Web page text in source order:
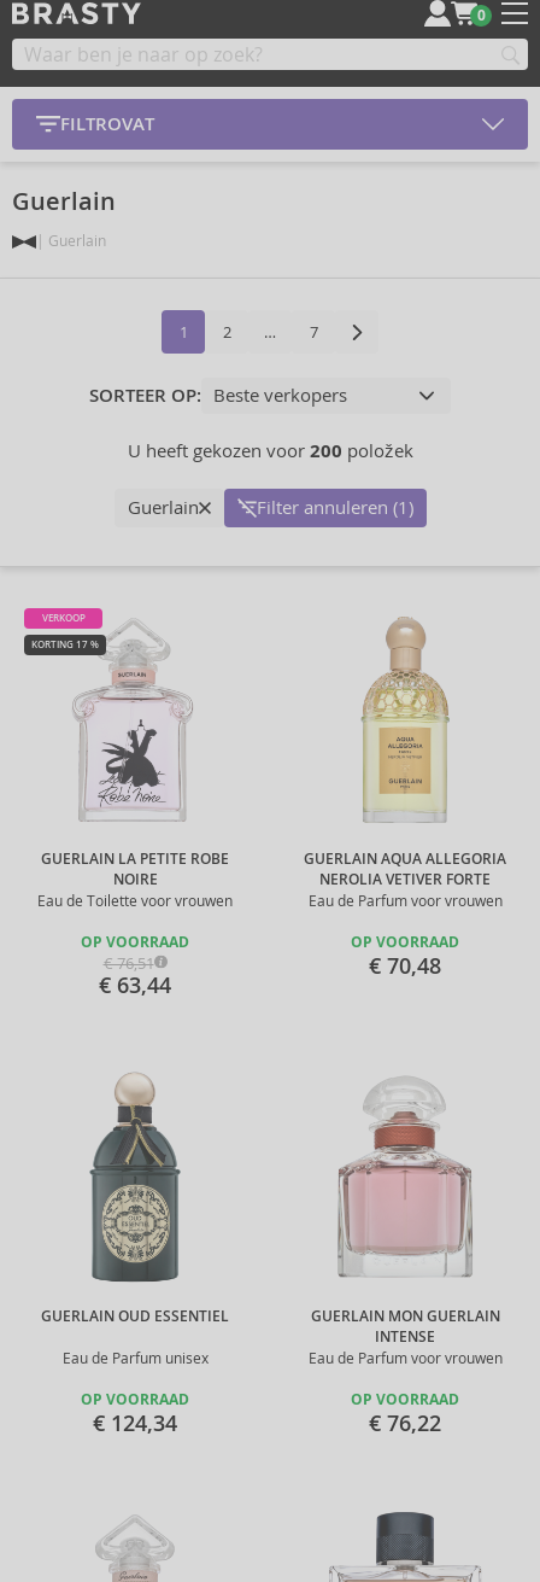
0
FILTROVAT
Guerlain
Guerlain
1 2 … 7
SORTEER OP:
U heeft gekozen voor 200 položek
Guerlain Filter annuleren (1)
GUERLAIN LA PETITE ROBE
NOIRE
Eau de Toilette voor vrouwen
VERKOOP
KORTING 17 %
OP VOORRAAD
€ 76,51
€ 63,44
GUERLAIN AQUA ALLEGORIA
NEROLIA VETIVER FORTE
Eau de Parfum voor vrouwen
OP VOORRAAD
€ 70,48
GUERLAIN OUD ESSENTIEL
Eau de Parfum unisex
OP VOORRAAD
€ 124,34
GUERLAIN MON GUERLAIN
INTENSE
Eau de Parfum voor vrouwen
OP VOORRAAD
€ 76,22